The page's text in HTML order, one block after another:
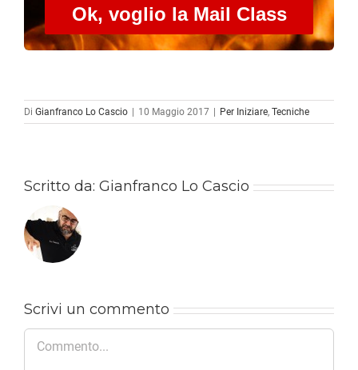
Ok, voglio la Mail Class
Di Gianfranco Lo Cascio 10 Maggio 2017 Per Iniziare, Tecniche
Scritto da: Gianfranco Lo Cascio
Scrivi un commento